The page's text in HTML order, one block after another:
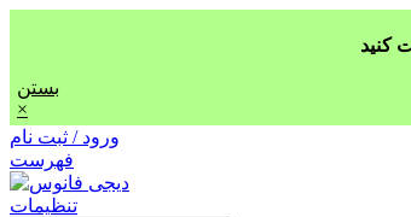
بستن
×
ورود / ثبت نام
فهرست
تنظیمات